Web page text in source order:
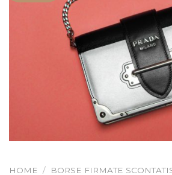
HOME / BORSE FIRMATE